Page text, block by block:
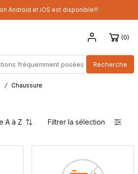
Android et iOS est disponible!!!
Recherche
0
/ Chaussure
Filtrer la sélection